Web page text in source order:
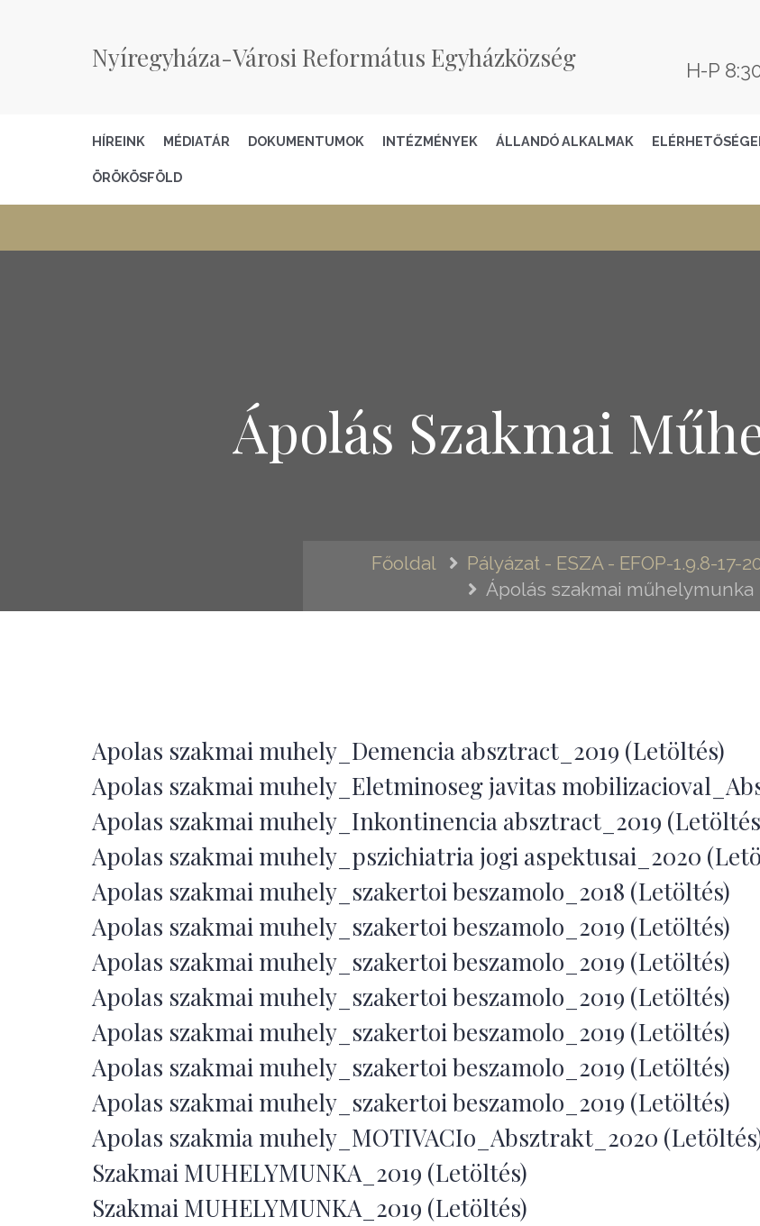
Nyíregyháza-Városi Református Egyházközség H-P
HÍREINK MÉDIATÁR DOKUMENTUMOK INTÉZMÉNYEK ÁLLANDÓ ALKALMAK
ÖRÖKÖSFÖLD
Ápolás Szakmai
Főoldal
Pályázat - ESZA - EFOP-1.9.8-17-
Ápolás szakmai műhelymunka
Apolas szakmai muhely_Demencia absztract_2019 (Letöltés)
Apolas szakmai muhely_Eletminoseg javitas
Apolas szakmai muhely_Inkontinencia absztract_2019
Apolas szakmai muhely_pszichiatria jogi aspektusai_2020
Apolas szakmai muhely_szakertoi beszamolo_2018 (Letöltés)
Apolas szakmai muhely_szakertoi beszamolo_2019 (Letöltés)
Apolas szakmai muhely_szakertoi beszamolo_2019 (Letöltés)
Apolas szakmai muhely_szakertoi beszamolo_2019 (Letöltés)
Apolas szakmai muhely_szakertoi beszamolo_2019 (Letöltés)
Apolas szakmai muhely_szakertoi beszamolo_2019 (Letöltés)
Apolas szakmai muhely_szakertoi beszamolo_2019 (Letöltés)
Apolas szakmia muhely_MOTIVACIo_Absztrakt_2020
Szakmai MUHELYMUNKA_2019 (Letöltés)
Szakmai MUHELYMUNKA_2019 (Letöltés)